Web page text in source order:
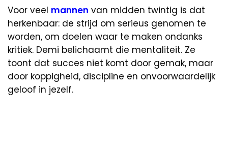
Voor veel mannen van midden twintig is dat
herkenbaar: de strijd om serieus genomen te
worden, om doelen waar te maken ondanks
kritiek. Demi belichaamt die mentaliteit. Ze
toont dat succes niet komt door gemak, maar
door koppigheid, discipline en onvoorwaardelijk
geloof in jezelf.